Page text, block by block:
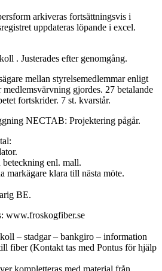
arkiveras fortsättningsvis i
uppdateras löpande i excel.
. Justerades efter genomgång.
mellan styrelsemedlemmar enligt
gjordes. 27 betalande
fortskrider. 7 st. kvarstår.
NECTAB: Projektering pågår.
beteckning enl. mall.
markägare klara till nästa möte.
BE.
www.froskogfiber.se
– stadgar – bankgiro – information
fiber (Kontakt tas med Pontus för hjälp